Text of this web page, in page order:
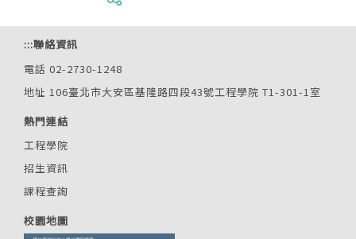
:::聯絡資訊
電話 02-2730-1248
地址 106臺北市大安區基隆路四段43號工程學院 T1-301-1室
熱門連結
工程學院
招生資訊
課程查詢
校園地圖